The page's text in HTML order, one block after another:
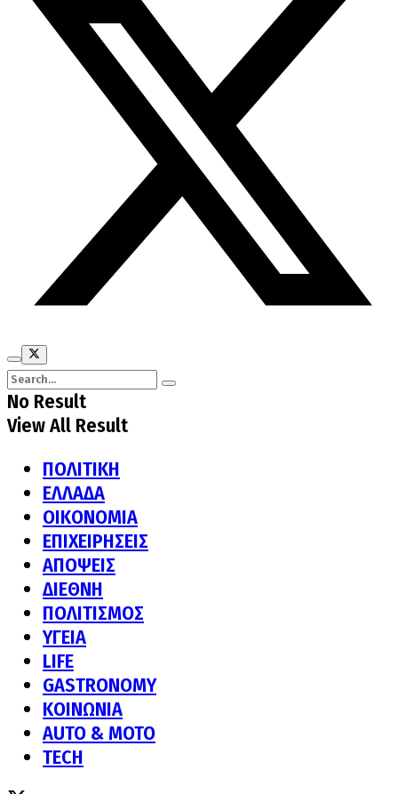
No Result
View All Result
ΠΟΛΙΤΙΚΗ
ΕΛΛΑΔΑ
ΟΙΚΟΝΟΜΙΑ
ΕΠΙΧΕΙΡΗΣΕΙΣ
ΑΠΟΨΕΙΣ
ΔΙΕΘΝΗ
ΠΟΛΙΤΙΣΜΟΣ
ΥΓΕΙΑ
LIFE
GASTRONOMY
ΚΟΙΝΩΝΙΑ
AUTO & MOTO
TECH